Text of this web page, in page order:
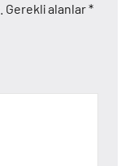
Gerekli alanlar*